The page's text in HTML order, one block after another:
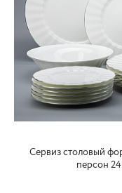
Сервиз столовый
персон 24